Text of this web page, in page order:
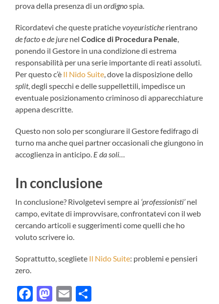
prova della presenza di unordignospia.
Ricordatevi che queste pratichevoyeuristiche rientrano
de factoede jure nelCodice di Procedura Penale,
ponendo il Gestore in una condizione di estrema
responsabilità per una serie importante di reati assoluti.
Per questo c’è Il Nido Suite, dove la disposizione dello
split, degli specchi e delle suppellettili, impedisce un
eventuale posizionamento criminoso di apparecchiature
appena descritte.
Questo non solo per scongiurare il Gestore fedifrago di
turno ma anche quei partner occasionali che giungono in
accoglienza in anticipo. E da soli…
In conclusione
In conclusione? Rivolgetevi sempre ai ‘professionisti’nel
campo, evitate di improvvisare, confrontatevi con il web
cercando articoli e suggerimenti come quelli che ho
voluto scrivere io.
Soprattutto, scegliete Il Nido Suite: problemi e pensieri
zero.
Facebook
Mastodon
Email